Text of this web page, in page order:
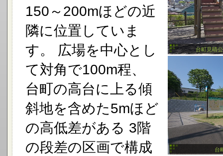
150～200mほどの近
隣に位置していま
す。 広場を中心とし
て対角で100m程、
台町の高台に上る傾
斜地を含めた5mほど
の高低差がある 3階
の段差の区画で構成
台町見晴
台